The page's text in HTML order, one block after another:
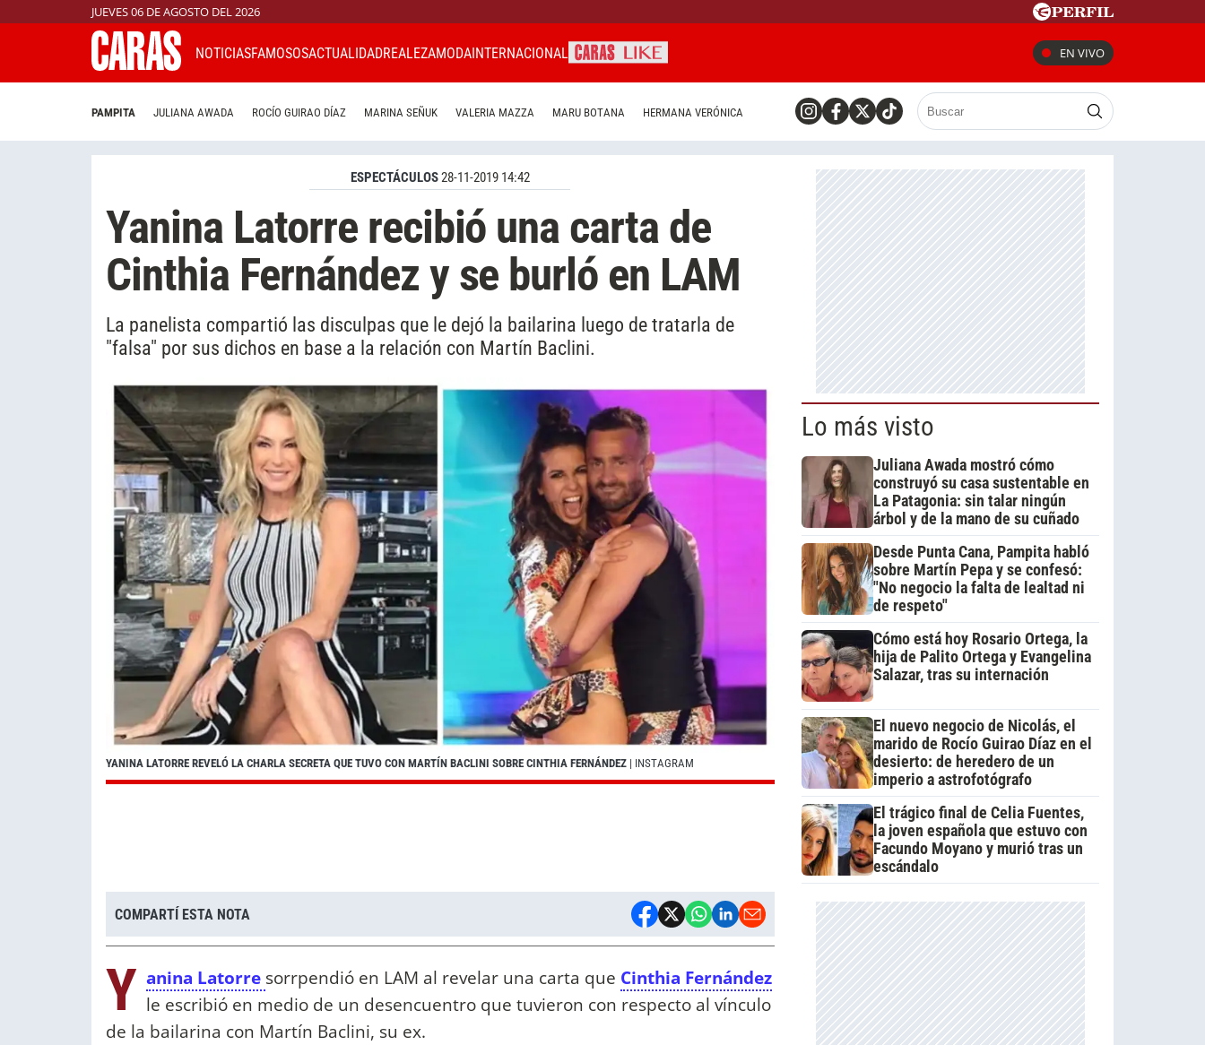
JUEVES 06 DE AGOSTO DEL 2026
NOTICIASFAMOSOSACTUALIDADREALEZAMODAINTERNACIONAL EN VIVO
PAMPITA JULIANA AWADA ROCÍO GUIRAO DÍAZ MARINA SEÑUK VALERIA MAZZA MARU BOTANA HERMANA VERÓNICA
ESPECTÁCULOS28-11-2019 14:42
Yanina Latorre recibió una carta de
Cinthia Fernández y se burló en LAM
La panelista compartió las disculpas que le dejó la bailarina luego de tratarla de
"falsa" por sus dichos en base a la relación con Martín Baclini.
YANINA LATORRE REVELÓ LA CHARLA SECRETA QUE TUVO CON MARTÍN BACLINI SOBRE CINTHIA FERNÁNDEZ | INSTAGRAM
COMPARTÍ ESTA NOTA
Y anina Latorre sorrpendió en LAM al revelar una carta que Cinthia Fernández
le escribió en medio de un desencuentro que tuvieron con respecto al vínculo
de la bailarina con Martín Baclini, su ex.
Lo más visto
Juliana Awada mostró cómo
construyó su casa sustentable en
La Patagonia: sin talar ningún
árbol y de la mano de su cuñado
Desde Punta Cana, Pampita habló
sobre Martín Pepa y se confesó:
"No negocio la falta de lealtad ni
de respeto"
Cómo está hoy Rosario Ortega, la
hija de Palito Ortega y Evangelina
Salazar, tras su internación
El nuevo negocio de Nicolás, el
marido de Rocío Guirao Díaz en el
desierto: de heredero de un
imperio a astrofotógrafo
El trágico final de Celia Fuentes,
la joven española que estuvo con
Facundo Moyano y murió tras un
escándalo